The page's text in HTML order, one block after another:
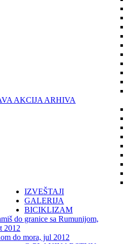
AKCIJA ARHIVA
IZVEŠTAJI
GALERIJA
BICIKLIZAM
do granice sa Rumunijom,
2012
do mora, jul 2012